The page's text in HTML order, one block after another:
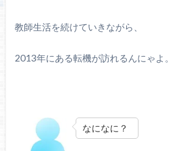
教師生活を続けていきながら、
2013年にある転機が訪れるんにゃよ。
なになに？